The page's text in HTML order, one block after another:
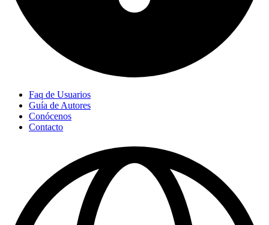
Faq de Usuarios
Guía de Autores
Conócenos
Contacto